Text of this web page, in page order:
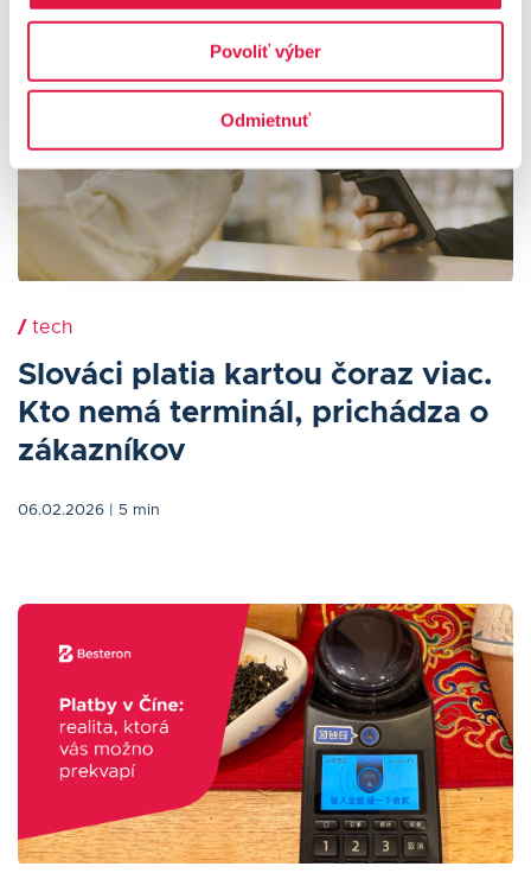
Povoliť výber
Odmietnuť
/ tech
Slováci platia kartou čoraz viac.
Kto nemá terminál, prichádza o
zákazníkov
06.02.2026 | 5 min